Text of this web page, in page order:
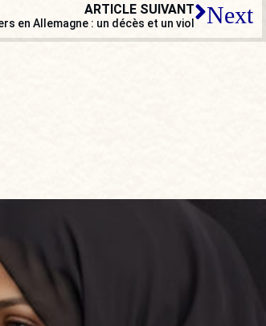
ARTICLE SUIVANT
en Allemagne : un décès et un viol Next